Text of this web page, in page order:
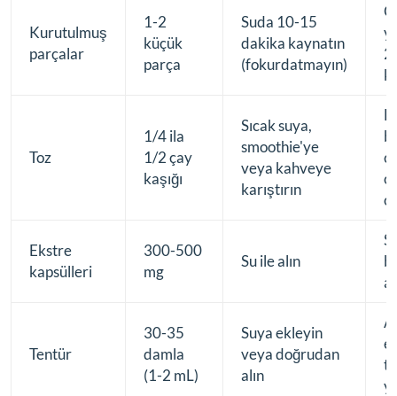
Kurutulmuş
parçalar
1-2
küçük
parça
Suda 10-15
dakika kaynatın
(fokurdatmayın)
Toz
1/4 ila
1/2 çay
kaşığı
Sıcak suya,
smoothie'ye
veya kahveye
karıştırın
Ekstre
kapsülleri
300-500
mg
Su ile alın
Tentür
30-35
damla
(1-2 mL)
Suya ekleyin
veya doğrudan
alın